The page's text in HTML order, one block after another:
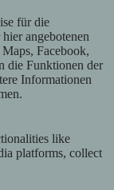
für die
angebotenen
Facebook,
die Funktionen der
Informationen
like
platforms, collect